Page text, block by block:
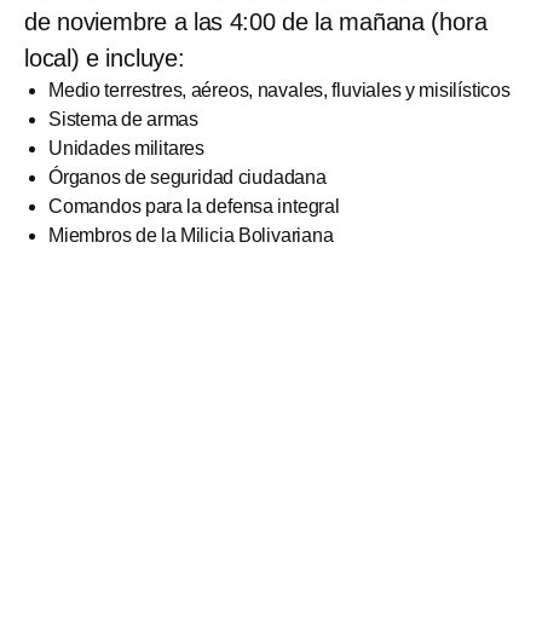
de noviembre a las 4:00 de la mañana (hora
local) e incluye:
Medio terrestres, aéreos, navales, fluviales y misilísticos
Sistema de armas
Unidades militares
Órganos de seguridad ciudadana
Comandos para la defensa integral
Miembros de la Milicia Bolivariana